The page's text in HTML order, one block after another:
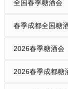
全国春季糖酒会
春季成都全国糖
2026春季糖酒会
2026春季成都糖